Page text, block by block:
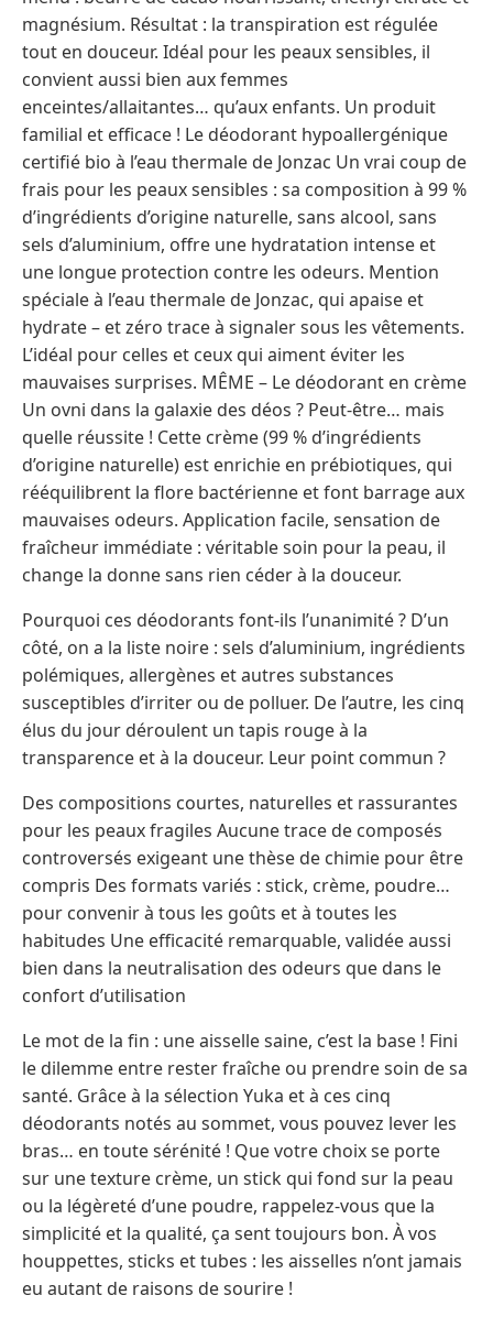
magnésium. Résultat : la transpiration est régulée
tout en douceur. Idéal pour les peaux sensibles, il
convient aussi bien aux femmes
enceintes/allaitantes… qu’aux enfants. Un produit
familial et efficace ! Le déodorant hypoallergénique
certifié bio à l’eau thermale de Jonzac Un vrai coup de
frais pour les peaux sensibles : sa composition à 99 %
d’ingrédients d’origine naturelle, sans alcool, sans
sels d’aluminium, offre une hydratation intense et
une longue protection contre les odeurs. Mention
spéciale à l’eau thermale de Jonzac, qui apaise et
hydrate – et zéro trace à signaler sous les vêtements.
L’idéal pour celles et ceux qui aiment éviter les
mauvaises surprises. MÊME – Le déodorant en crème
Un ovni dans la galaxie des déos ? Peut-être… mais
quelle réussite ! Cette crème (99 % d’ingrédients
d’origine naturelle) est enrichie en prébiotiques, qui
rééquilibrent la flore bactérienne et font barrage aux
mauvaises odeurs. Application facile, sensation de
fraîcheur immédiate : véritable soin pour la peau, il
change la donne sans rien céder à la douceur.
Pourquoi ces déodorants font-ils l’unanimité ? D’un
côté, on a la liste noire : sels d’aluminium, ingrédients
polémiques, allergènes et autres substances
susceptibles d’irriter ou de polluer. De l’autre, les cinq
élus du jour déroulent un tapis rouge à la
transparence et à la douceur. Leur point commun ?
Des compositions courtes, naturelles et rassurantes
pour les peaux fragiles Aucune trace de composés
controversés exigeant une thèse de chimie pour être
compris Des formats variés : stick, crème, poudre…
pour convenir à tous les goûts et à toutes les
habitudes Une efficacité remarquable, validée aussi
bien dans la neutralisation des odeurs que dans le
confort d’utilisation
Le mot de la fin : une aisselle saine, c’est la base ! Fini
le dilemme entre rester fraîche ou prendre soin de sa
santé. Grâce à la sélection Yuka et à ces cinq
déodorants notés au sommet, vous pouvez lever les
bras… en toute sérénité ! Que votre choix se porte
sur une texture crème, un stick qui fond sur la peau
ou la légèreté d’une poudre, rappelez-vous que la
simplicité et la qualité, ça sent toujours bon. À vos
houppettes, sticks et tubes : les aisselles n’ont jamais
eu autant de raisons de sourire !